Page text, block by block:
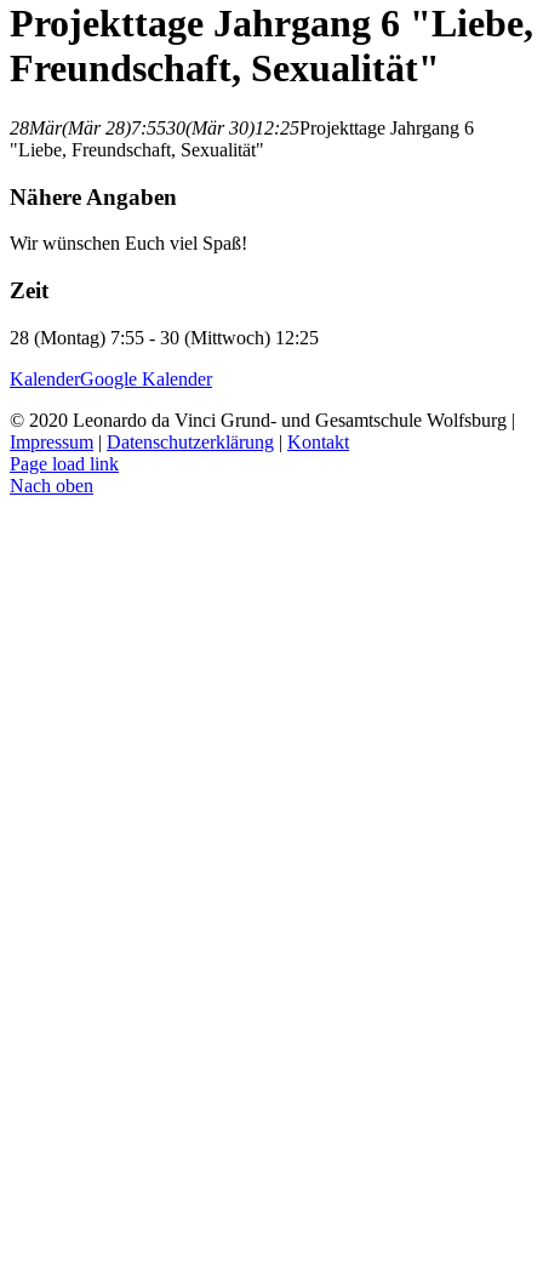
Projekttage Jahrgang 6 "Liebe,
Freundschaft, Sexualität"
28Mär(Mär 28)7:5530(Mär 30)12:25Projekttage Jahrgang 6
"Liebe, Freundschaft, Sexualität"
Nähere Angaben
Wir wünschen Euch viel Spaß!
Zeit
28 (Montag) 7:55 - 30 (Mittwoch) 12:25
KalenderGoogle Kalender
© 2020 Leonardo da Vinci Grund- und Gesamtschule Wolfsburg |
Impressum | Datenschutzerklärung | Kontakt
Page load link
Nach oben